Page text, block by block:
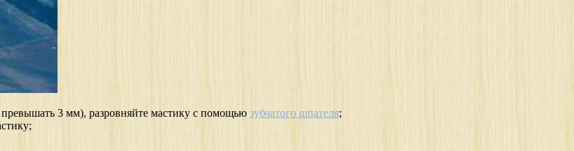
3 мм), разровняйте мастику с помощью зубчатого шпателя;